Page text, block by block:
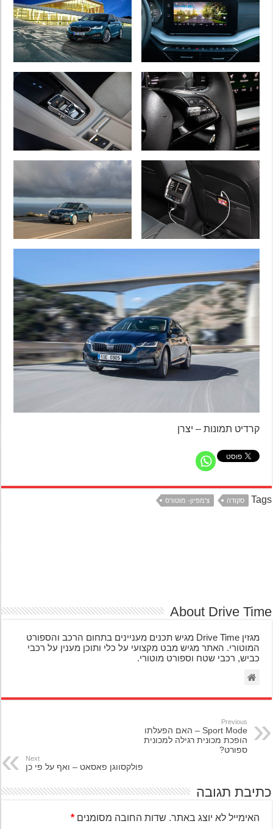
קרדיט תמונות – יצרן
סקודה צ'מפיון- מוטורס
About Drive
מגזין Drive Time מגיש תכנים מעניינים בתחום הרכב והספורט
המוטורי. האתר מגיש מבט מקצועי על כלי ותוכן מענין על רכבי
כביש, רכבי שטח וספורט מוטורי.
Previous
Sport Mode – האם הפעלתו
הופכת מכונית רגילה למכונית
ספורט?
Next
פולקסווגן פאסאט – ואף על פי כן
תגובה
האימייל לא יוצג באתר. שדות החובה מסומנים*